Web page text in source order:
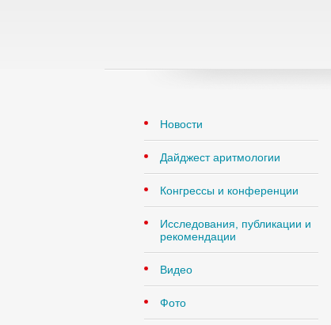
Новости
Дайджест аритмологии
Конгрессы и конференции
Исследования, публикации и
рекомендации
Видео
Фото